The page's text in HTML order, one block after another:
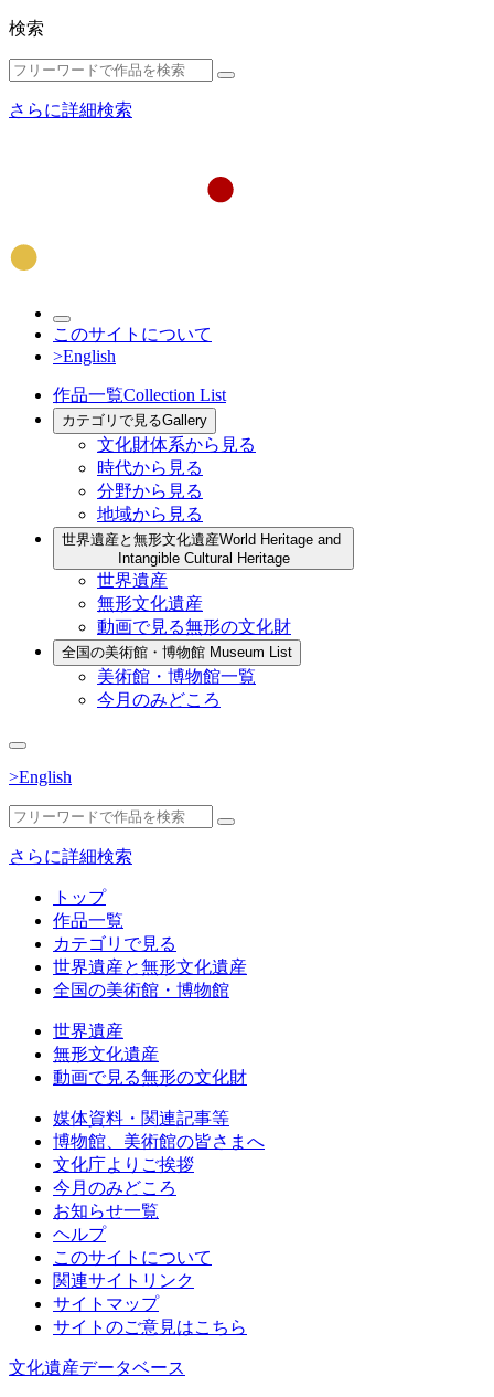
検索
さらに詳細検索
このサイトについて
>English
作品一覧Collection List
カテゴリで見るGallery
文化財体系から見る
時代から見る
分野から見る
地域から見る
世界遺産と無形文化遺産World Heritage and
Intangible Cultural Heritage
世界遺産
無形文化遺産
動画で見る無形の文化財
全国の美術館・博物館 Museum List
美術館・博物館一覧
今月のみどころ
>English
さらに詳細検索
トップ
作品一覧
カテゴリで見る
世界遺産と無形文化遺産
全国の美術館・博物館
世界遺産
無形文化遺産
動画で見る無形の文化財
媒体資料・関連記事等
博物館、美術館の皆さまへ
文化庁よりご挨拶
今月のみどころ
お知らせ一覧
ヘルプ
このサイトについて
関連サイトリンク
サイトマップ
サイトのご意見はこちら
文化遺産データベース